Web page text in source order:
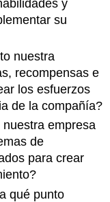
y
su
nuestra
recompensas e
los esfuerzos
de la compañía?
empresa
de
para crear
qué punto